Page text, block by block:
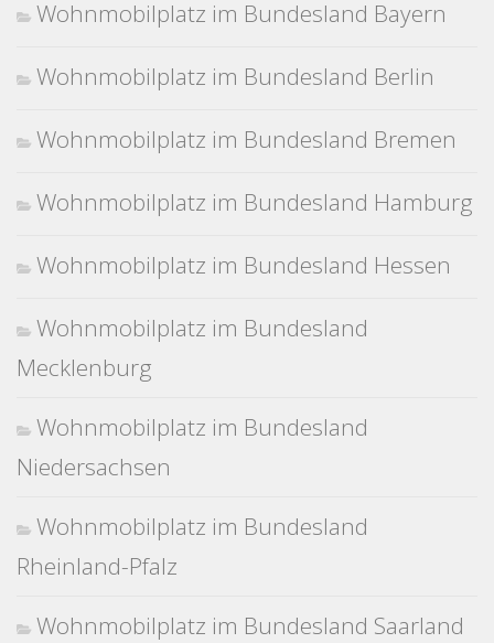
Wohnmobilplatz im Bundesland Bayern
Wohnmobilplatz im Bundesland Berlin
Wohnmobilplatz im Bundesland Bremen
Wohnmobilplatz im Bundesland Hamburg
Wohnmobilplatz im Bundesland Hessen
Wohnmobilplatz im Bundesland
Mecklenburg
Wohnmobilplatz im Bundesland
Niedersachsen
Wohnmobilplatz im Bundesland
Rheinland-Pfalz
Wohnmobilplatz im Bundesland Saarland